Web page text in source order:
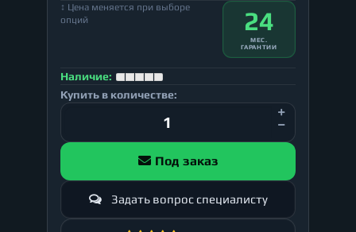
↕ Цена меняется при выборе
опций
24
МЕС.
ГАРАНТИИ
Наличие:
Купить в количестве:
Под заказ
Задать вопрос специалисту